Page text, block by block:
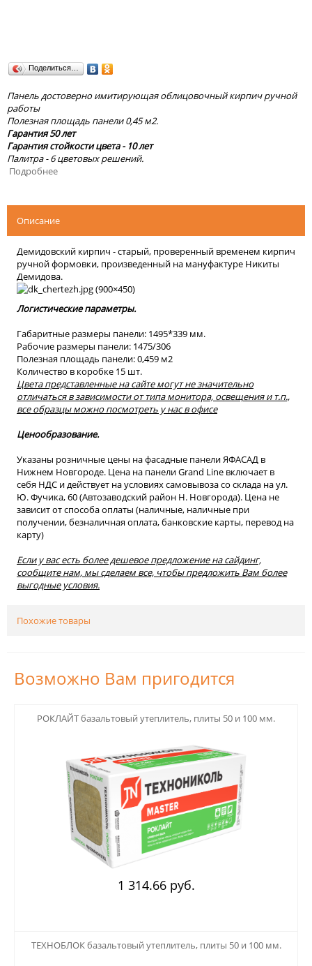
Поделиться…
Панель достоверно имитирующая облицовочный кирпич ручной
работы
Полезная площадь панели 0,45 м2.
Гарантия 50 лет
Гарантия стойкости цвета - 10 лет
Палитра - 6 цветовых решений.
Подробнее
Описание
Демидовский кирпич - старый, проверенный временем кирпич
ручной формовки, произведенный на мануфактуре Никиты
Демидова.
Логистические параметры.
Габаритные размеры панели: 1495*339 мм.
Рабочие размеры панели: 1475/306
Полезная площадь панели: 0,459 м2
Количество в коробке 15 шт.
Цвета представленные на сайте могут не значительно
отличаться в зависимости от типа монитора, освещения и т.п.,
все образцы можно посмотреть у нас в офисе
Ценообразование.
Указаны розничные цены на фасадные панели ЯФАСАД в
Нижнем Новгороде. Цена на панели Grand Line включает в
себя НДС и действует на условиях самовывоза со склада на ул.
Ю. Фучика, 60 (Автозаводский район Н. Новгорода). Цена не
зависит от способа оплаты (наличные, наличные при
получении, безналичная оплата, банковские карты, перевод на
карту)
Если у вас есть более дешевое предложение на сайдинг,
сообщите нам, мы сделаем все, чтобы предложить Вам более
выгодные условия.
Похожие товары
Возможно Вам пригодится
РОКЛАЙТ базальтовый утеплитель, плиты 50 и 100 мм.
1 314.66 руб.
ТЕХНОБЛОК базальтовый утеплитель, плиты 50 и 100 мм.